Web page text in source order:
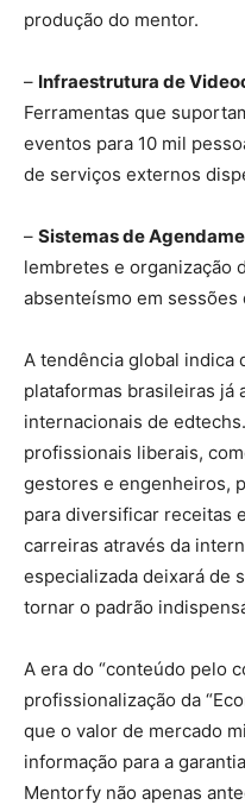
produção do mentor.
– Infraestrutura de
Ferramentas que
eventos para 10 mil
de serviços externos
– Sistemas de
lembretes e organização
absenteísmo em sessões
A tendência global indica
plataformas brasileiras já
internacionais de
profissionais liberais,
gestores e engenheiros,
para diversificar receitas
carreiras através da
especializada deixará de
tornar o padrão
A era do “conteúdo pelo
profissionalização da
que o valor de mercado
informação para a
Mentorfy não apenas